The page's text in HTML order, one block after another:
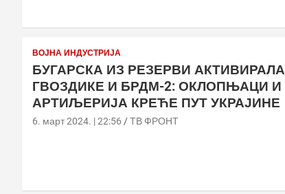
ВОЈНА ИНДУСТРИЈА
БУГАРСКА ИЗ РЕЗЕРВИ АКТИВИРАЛА
ГВОЗДИКЕ И БРДМ-2: ОКЛОПЊАЦИ И
АРТИЉЕРИЈА КРЕЋЕ ПУТ УКРАЈИНЕ
6. март 2024. | 22:56 ТВ ФРОНТ